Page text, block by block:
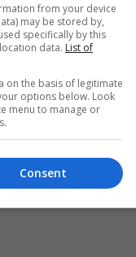
from your device
may be stored by,
specifically by this
data. List of
on the basis of legitimate
options below. Look
menu to manage or
Consent